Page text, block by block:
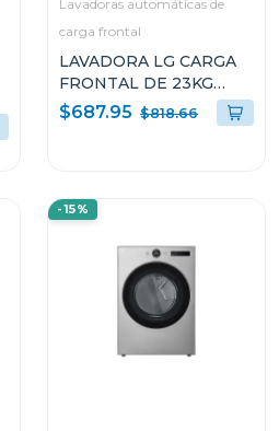
Lavadoras automáticas de
carga frontal
LAVADORA LG CARGA
FRONTAL DE 23KG
TURBOWASH 360 AI
DD CON VAPOR
$687.95 $818.66
-15%